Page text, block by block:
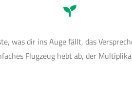
was dir ins Auge fällt, das
Flugzeug hebt ab, der